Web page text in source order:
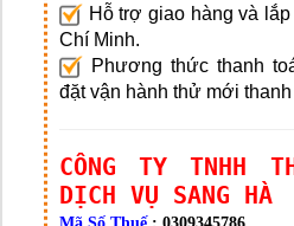
Hỗ trợ giao hàng và
Chí Minh.
Phương thức thanh
đặt vận hành thử mới thanh
CÔNG TY TNHH
DỊCH VỤ SANG HÀ